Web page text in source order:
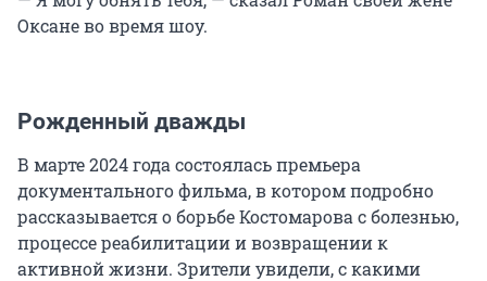
Оксане во время шоу.
Рожденный дважды
В марте 2024 года состоялась премьера
документального фильма, в котором подробно
рассказывается о борьбе Костомарова с болезнью,
процессе реабилитации и возвращении к
активной жизни. Зрители увидели, с какими